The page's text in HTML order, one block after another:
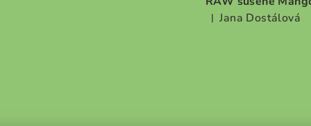
Hodnocení produktu
| Jana Dostálová